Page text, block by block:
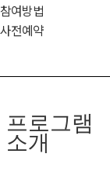
참여방법
사전예약
프로그램
소개